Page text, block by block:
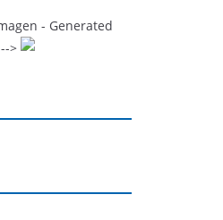
- Generated
>